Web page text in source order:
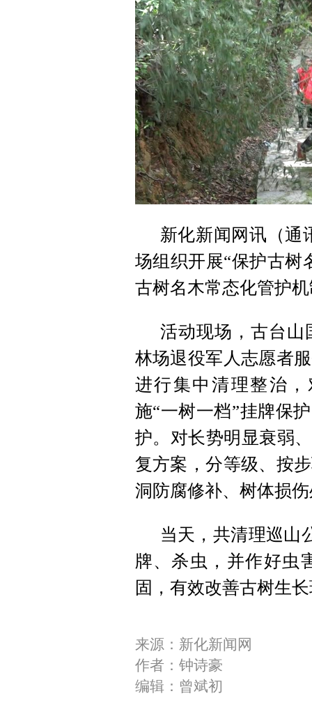
新化新闻网讯（通
场组织开展“保护古树
古树名木常态化管护
活动现场，古台山
林场退役军人志愿者
进行集中清理整治
施“一树一档”挂牌保
护。对长势明显衰弱
复方案，分等级、按
洞防腐修补、树体损
当天，共清理巡山
牌、杀虫，并作好虫
固，有效改善古树生
来源：新化新闻网
作者：钟诗豪
编辑：曾斌初